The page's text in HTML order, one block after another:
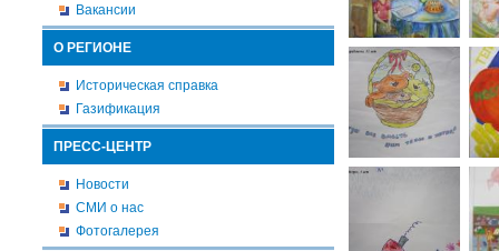
Вакансии
О РЕГИОНЕ
Историческая справка
Газификация
ПРЕСС-ЦЕНТР
Новости
СМИ о нас
Фотогалерея